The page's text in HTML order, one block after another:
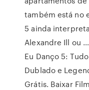
também está no
5 ainda
Alexandre Ill ou …
Eu Danço 5:
Dublado e
Grátis. Baixar